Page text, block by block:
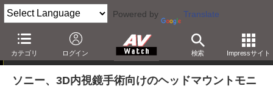
Powered by Translate
カテゴリ ログイン 検索 Impressサイト
ニュース
ソニー、3D内視鏡手術向けのヘッドマウントモニ